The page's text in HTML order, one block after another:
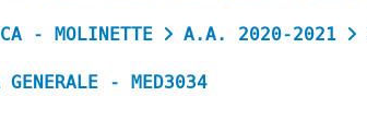
- MOLINETTE
A.A. 2020-2021
- MED3034